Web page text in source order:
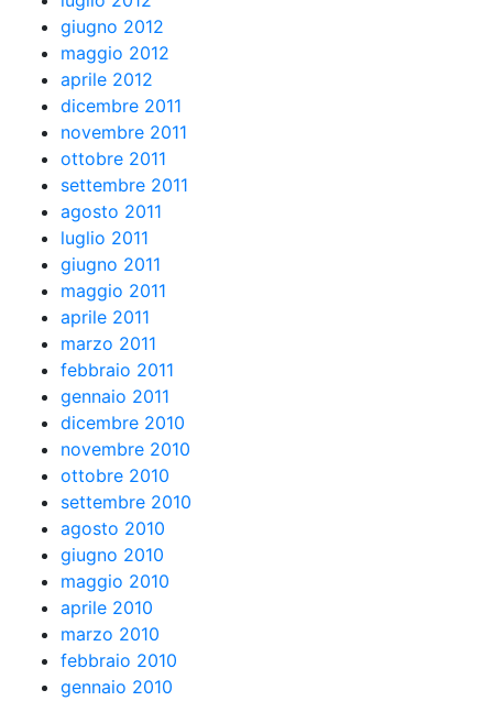
giugno 2012
maggio 2012
aprile 2012
dicembre 2011
novembre 2011
ottobre 2011
settembre 2011
agosto 2011
luglio 2011
giugno 2011
maggio 2011
aprile 2011
marzo 2011
febbraio 2011
gennaio 2011
dicembre 2010
novembre 2010
ottobre 2010
settembre 2010
agosto 2010
giugno 2010
maggio 2010
aprile 2010
marzo 2010
febbraio 2010
gennaio 2010